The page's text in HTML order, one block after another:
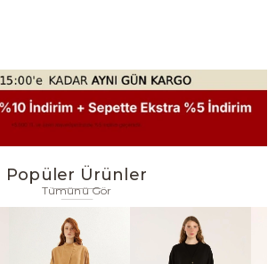
Popüler Ürünler
Tümünü Gör